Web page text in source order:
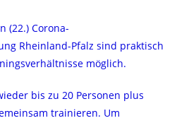
(22.) Corona-
Rheinland-Pfalz sind praktisch
möglich.
bis zu 20 Personen plus
trainieren. Um